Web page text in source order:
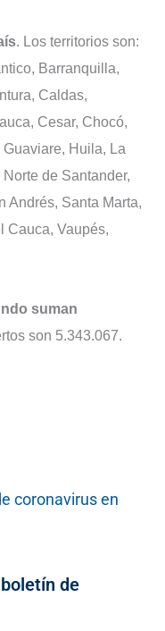
. Los territorios son:
Barranquilla,
Caldas,
Cesar, Chocó,
Huila, La
de Santander,
Andrés, Santa Marta,
Cauca, Vaupés,
suman
son 5.343.067.
coronavirus en
de